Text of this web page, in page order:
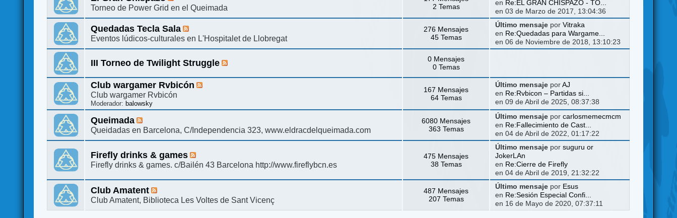
Torneo de Power Grid en el Queimada
2 Temas
en Re:EL GRAN CHISPAZO - TO...
en 03 de Marzo de 2017, 13:04:36
Quedadas Tecla Sala
Eventos lúdicos-culturales en L'Hospitalet de Llobregat
276 Mensajes
45 Temas
Último mensajepor Vitraka
en Re:Quedadas para Wargame...
en 06 de Noviembre de 2018, 13:10:23
III Torneo de Twilight Struggle
0 Mensajes
0 Temas
Club wargamer Rvbicón
Club wargamer Rvbicón
Moderador:balowsky
167 Mensajes
64 Temas
Último mensajepor AJ
en Re:Rvbicon – Partidas si...
en 09 de Abril de 2025, 08:37:38
Queimada
Queidadas en Barcelona, C/Independencia 323, www.eldracdelqueimada.com
6080 Mensajes
363 Temas
Último mensajepor carlosmemecmcm
en Re:Fallecimiento de Cast...
en 04 de Abril de 2022, 01:17:22
Firefly drinks & games
Firefly drinks & games. c/Bailén 43 Barcelona http://www.fireflybcn.es
475 Mensajes
38 Temas
Último mensajepor suguru or
JokerLAn
en Re:Cierre de Firefly
en 04 de Abril de 2019, 21:32:22
Club Amatent
Club Amatent, Biblioteca Les Voltes de Sant Vicenç
487 Mensajes
207 Temas
Último mensajepor Esus
en Re:Sesión Especial Confi...
en 16 de Mayo de 2020, 07:37:11